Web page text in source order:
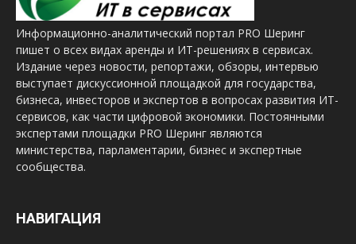
Информационно-аналитический портал PRO Шеринг
пишет о всех видах аренды и ИТ-решениях в сервисах.
Издание через новости, репортажи, обзоры, интервью
выступает дискуссионной площадкой для государства,
бизнеса, инвесторов и экспертов в вопросах развития ИТ-
сервисов, как части цифровой экономики. Постоянными
экспертами площадки PRO Шеринг являются
министерства, парламентарии, бизнес и экспертные
сообщества.
НАВИГАЦИЯ